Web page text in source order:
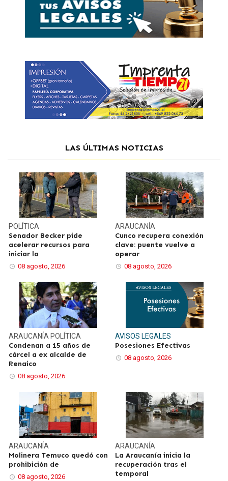
LAS ÚLTIMAS NOTICIAS
POLÍTICA
Senador Becker pide
acelerar recursos para
iniciar la
08 agosto, 2026
ARAUCANÍA
Cunco recupera conexión
clave: puente vuelve a
operar
08 agosto, 2026
ARAUCANÍA POLÍTICA
Condenan a 15 años de
cárcel a ex alcalde de
Renaico
08 agosto, 2026
AVISOS LEGALES
Posesiones Efectivas
08 agosto, 2026
ARAUCANÍA
Molinera Temuco quedó con
prohibición de
08 agosto, 2026
ARAUCANÍA
La Araucanía inicia la
recuperación tras el
temporal